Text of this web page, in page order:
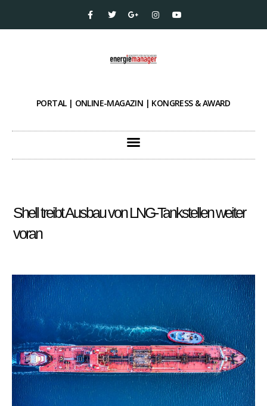
PORTAL | ONLINE-MAGAZIN | KONGRESS & AWARD
Shell treibt Ausbau von LNG-Tankstellen weiter
voran